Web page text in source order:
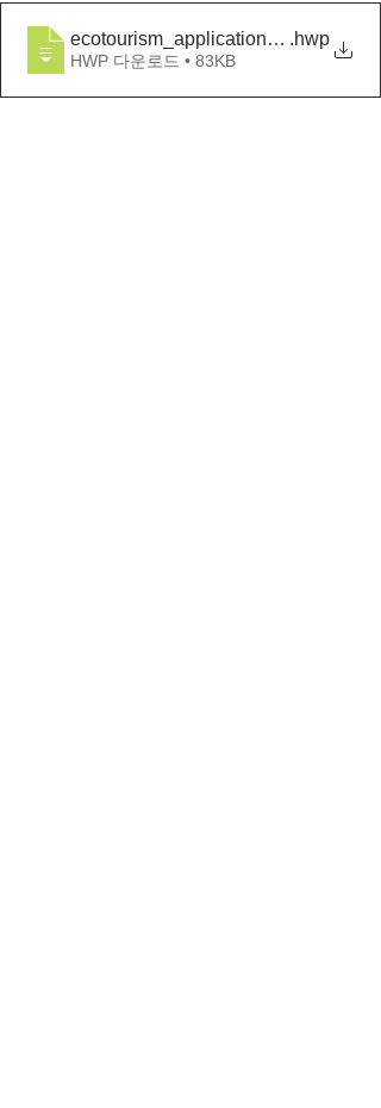
ecotourism_application_2022
.hwp
HWP 다운로드 • 83KB